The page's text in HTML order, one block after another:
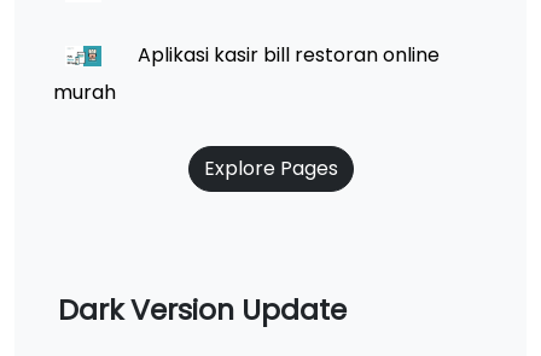
Aplikasi kasir bill restoran online
murah
Explore Pages
Dark Version Update